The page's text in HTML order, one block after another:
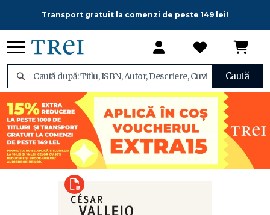
Transport gratuit la comenzi de peste 149 lei!
Caută